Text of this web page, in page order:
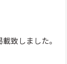
載致しました。